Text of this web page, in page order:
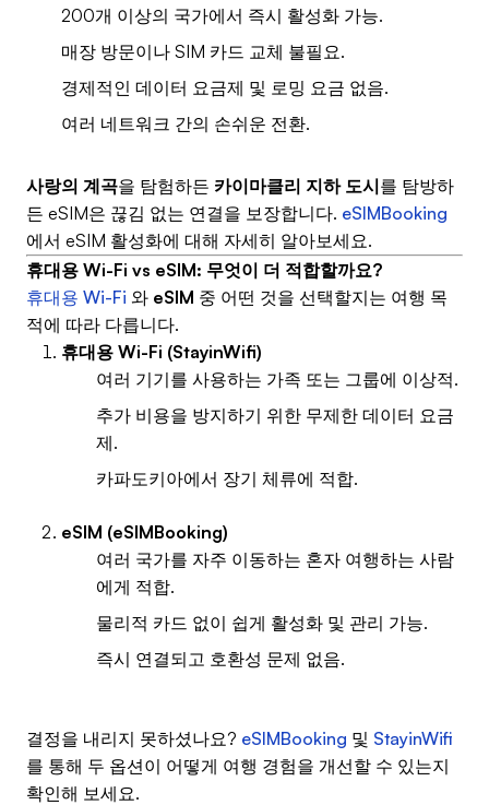
200개 이상의 국가에서 즉시 활성화 가능.
매장 방문이나 SIM 카드 교체 불필요.
경제적인 데이터 요금제 및 로밍 요금 없음.
여러 네트워크 간의 손쉬운 전환.
사랑의 계곡을 탐험하든 카이마클리 지하 도시를 탐방하
든 eSIM은 끊김 없는 연결을 보장합니다. eSIMBooking
에서 eSIM 활성화에 대해 자세히 알아보세요.
휴대용 Wi-Fi vs eSIM: 무엇이 더 적합할까요?
휴대용 Wi-Fi 와 eSIM 중 어떤 것을 선택할지는 여행 목
적에 따라 다릅니다.
휴대용 Wi-Fi (StayinWifi)
여러 기기를 사용하는 가족 또는 그룹에 이상적.
추가 비용을 방지하기 위한 무제한 데이터 요금
제.
카파도키아에서 장기 체류에 적합.
eSIM (eSIMBooking)
여러 국가를 자주 이동하는 혼자 여행하는 사람
에게 적합.
물리적 카드 없이 쉽게 활성화 및 관리 가능.
즉시 연결되고 호환성 문제 없음.
결정을 내리지 못하셨나요? eSIMBooking 및 StayinWifi
를 통해 두 옵션이 어떻게 여행 경험을 개선할 수 있는지
확인해 보세요.